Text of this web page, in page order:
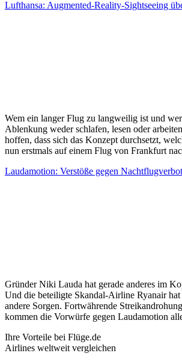
Lufthansa: Augmented-Reality-Sightseeing
Wem ein langer Flug zu langweilig ist und
Ablenkung weder schlafen, lesen oder
hoffen, dass sich das Konzept durchsetzt,
nun erstmals auf einem Flug von Frankfurt
Laudamotion: Verstöße gegen
Gründer Niki Lauda hat gerade anderes im
Und die beteiligte Skandal-Airline Ryanair
andere Sorgen. Fortwährende
kommen die Vorwürfe gegen Laudamotion
Ihre Vorteile bei Flüge.de
Airlines weltweit vergleichen